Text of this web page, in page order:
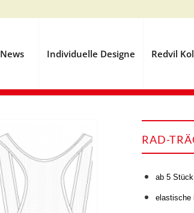
News Individuelle Designe Redvil
RAD-
ab 5
elastische